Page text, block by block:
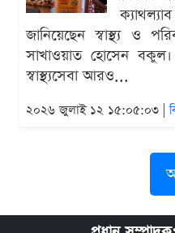
জানিয়েছেন স্বাস্থ্য ও
সাখাওয়াত হোসেন
স্বাস্থ্যসেবা আরও...
২০২৬ জুলাই ১২ ১৫:০৫:০৩ |